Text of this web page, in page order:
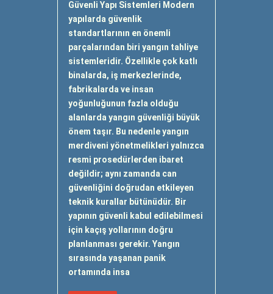
Güvenli Yapı Sistemleri Modern
yapılarda güvenlik
standartlarının en önemli
parçalarından biri yangın tahliye
sistemleridir. Özellikle çok katlı
binalarda, iş merkezlerinde,
fabrikalarda ve insan
yoğunluğunun fazla olduğu
alanlarda yangın güvenliği büyük
önem taşır. Bu nedenle yangın
merdiveni yönetmelikleri yalnızca
resmi prosedürlerden ibaret
değildir; aynı zamanda can
güvenliğini doğrudan etkileyen
teknik kurallar bütünüdür. Bir
yapının güvenli kabul edilebilmesi
için kaçış yollarının doğru
planlanması gerekir. Yangın
sırasında yaşanan panik
ortamında insa